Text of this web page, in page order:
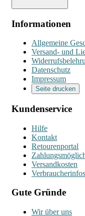
Informationen
Allgemeine
Versand- und
Datenschutz
Impressum
Seite drucken
Kundenservice
Hilfe
Kontakt
Retourenportal
Versandkosten
Verbraucherinfos
Gute Gründe
Wir über uns